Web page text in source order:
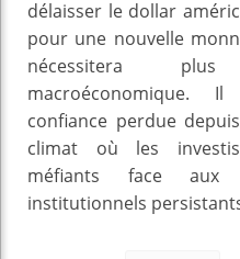
délaisser le dollar
pour une nouvelle
nécessitera
macroéconomique.
confiance perdue
climat où les
méfiants face aux
institutionnels